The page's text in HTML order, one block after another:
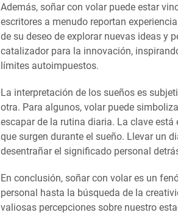
Además, soñar con volar puede estar
escritores a menudo reportan
de su deseo de explorar nuevas ideas y
catalizador para la innovación,
límites autoimpuestos.
La interpretación de los sueños es
otra. Para algunos, volar puede
escapar de la rutina diaria. La clave
que surgen durante el sueño. Llevar un
desentrañar el significado personal
En conclusión, soñar con volar es un
personal hasta la búsqueda de la
valiosas percepciones sobre nuestro